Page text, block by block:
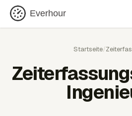
Everhour
Startseite/